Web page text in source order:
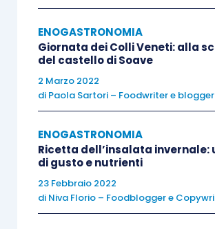
lasciatelo riposare
canovaccio di stoffa.
In una padella sciogliete 75 g
fatelo rosolare leggermente.
Prendete l’impasto e
una forma rettangolare.
Sbattete un uovo in un
usatene la metà per
steso.
ENOGASTRONOMIA
Giornata dei Colli Veneti: alla
del castello di Soave
2 Marzo 2022
di Paola Sartori – Foodwriter e blogger
ENOGASTRONOMIA
Ricetta dell’insalata invernale:
di gusto e nutrienti
23 Febbraio 2022
di Niva Florio – Foodblogger e